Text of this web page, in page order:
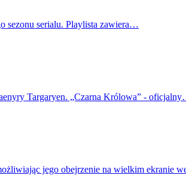
sezonu serialu. Playlista zawiera…
Targaryen. „Czarna Królowa” -
jego obejrzenie na wielkim ekranie